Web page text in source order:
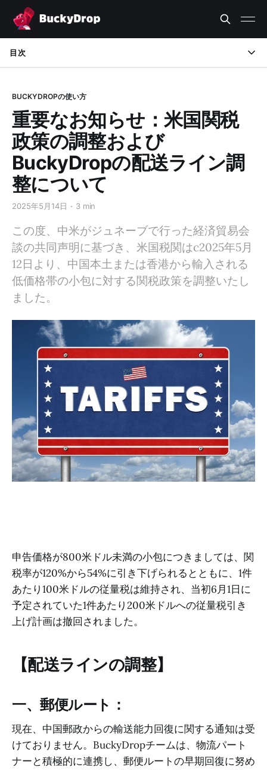
目次
BUCKYDROPの使い方
重要なお知らせ：米国関税
政策の調整および
BuckyDropの配送ライン調
整について
2025年5月14日 3 min
この度、中米がジュネーブで行った経済貿易会
談の共同声明に基づき、米国税関はc2025年5月
12日より、中国本土または香港から輸入される
低価格帯の小包に対する関税政策を調整いたし
ました。
申告価格が800米ドル未満の小包につきましては、関
税率が120%から54%に引き下げられるとともに、1件
あたり100米ドルの従量税は維持され、当初6月1日に
予定されていた1件あたり200米ドルへの従量税引き
上げ計画は撤回されました。
【配送ラインの調整】
一、郵便ルート：
現在、中国郵政からの輸送能力回復に関する通知は受
けておりません。BuckyDropチームは、物流パート
ナーと積極的に連携し、郵便ルートの早期回復に努め